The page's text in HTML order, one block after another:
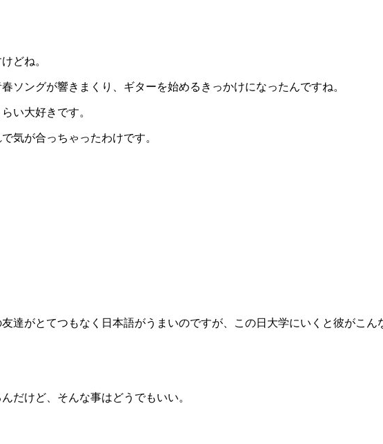
どね。
ソングが響きまくり、ギターを始めるきっかけになったんですね。
い大好きです。
気が合っちゃったわけです。
達がとてつもなく日本語がうまいのですが、この日大学にいくと彼がこん
だけど、そんな事はどうでもいい。